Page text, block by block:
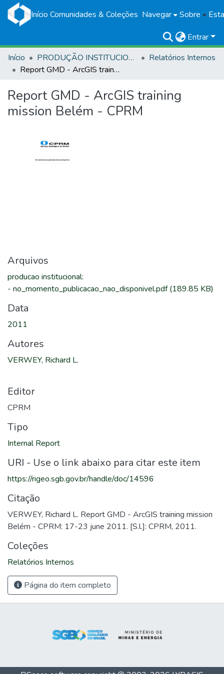
Início Comunidades & Coleções Navegar Sobre
Entrar
Início
PRODUÇÃO INSTITUCIONAL
Relatórios Internos
Report GMD - ArcGIS training mission Belém - CPRM
Report GMD - ArcGIS training
mission Belém - CPRM
Arquivos
producao institucional:
- no_momento_publicacao_nao_disponivel.pdf(189.85 KB)
Data
2011
Autores
VERWEY, Richard L.
Editor
CPRM
Tipo
Internal Report
URI - Use o link abaixo para citar este item
https://rigeo.sgb.gov.br/handle/doc/14596
Citação
VERWEY, Richard L. Report GMD - ArcGIS training mission
Belém - CPRM: 17-23 june 2011. [S.l.]: CPRM, 2011.
Coleções
Relatórios Internos
Página do item completo